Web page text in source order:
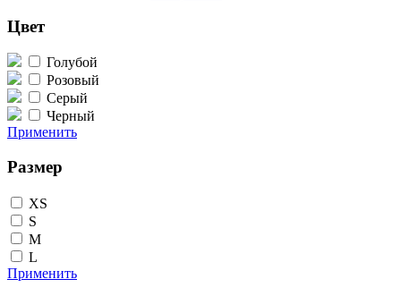
Цвет
Голубой
Розовый
Серый
Черный
Применить
Размер
XS
S
M
L
Применить